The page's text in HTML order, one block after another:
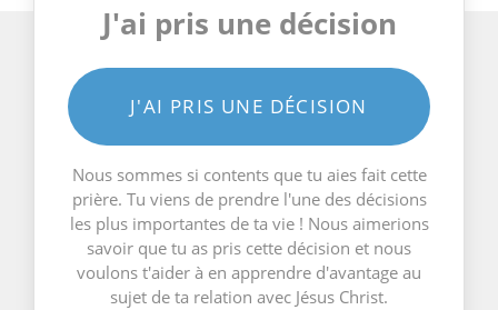
J'ai pris une décision
J'AI PRIS UNE DÉCISION
Nous sommes si contents que tu aies fait cette
prière. Tu viens de prendre l'une des décisions
les plus importantes de ta vie ! Nous aimerions
savoir que tu as pris cette décision et nous
voulons t'aider à en apprendre d'avantage au
sujet de ta relation avec Jésus Christ.